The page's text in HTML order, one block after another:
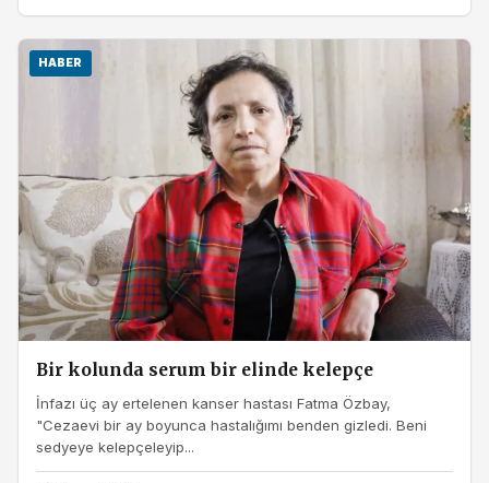
HABER
Bir kolunda serum bir elinde kelepçe
İnfazı üç ay ertelenen kanser hastası Fatma Özbay,
"Cezaevi bir ay boyunca hastalığımı benden gizledi. Beni
sedyeye kelepçeleyip...